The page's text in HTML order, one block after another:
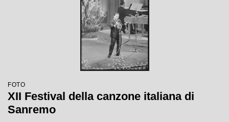
FOTO
XII Festival della canzone italiana di
Sanremo